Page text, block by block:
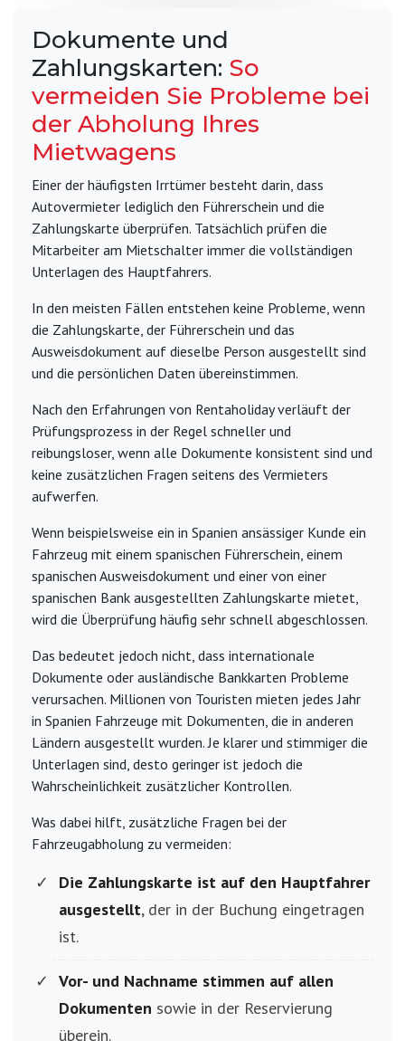
Dokumente und
Zahlungskarten: So
vermeiden Sie Probleme bei
der Abholung Ihres
Mietwagens
Einer der häufigsten Irrtümer besteht darin, dass
Autovermieter lediglich den Führerschein und die
Zahlungskarte überprüfen. Tatsächlich prüfen die
Mitarbeiter am Mietschalter immer die vollständigen
Unterlagen des Hauptfahrers.
In den meisten Fällen entstehen keine Probleme, wenn
die Zahlungskarte, der Führerschein und das
Ausweisdokument auf dieselbe Person ausgestellt sind
und die persönlichen Daten übereinstimmen.
Nach den Erfahrungen von Rentaholiday verläuft der
Prüfungsprozess in der Regel schneller und
reibungsloser, wenn alle Dokumente konsistent sind und
keine zusätzlichen Fragen seitens des Vermieters
aufwerfen.
Wenn beispielsweise ein in Spanien ansässiger Kunde ein
Fahrzeug mit einem spanischen Führerschein, einem
spanischen Ausweisdokument und einer von einer
spanischen Bank ausgestellten Zahlungskarte mietet,
wird die Überprüfung häufig sehr schnell abgeschlossen.
Das bedeutet jedoch nicht, dass internationale
Dokumente oder ausländische Bankkarten Probleme
verursachen. Millionen von Touristen mieten jedes Jahr
in Spanien Fahrzeuge mit Dokumenten, die in anderen
Ländern ausgestellt wurden. Je klarer und stimmiger die
Unterlagen sind, desto geringer ist jedoch die
Wahrscheinlichkeit zusätzlicher Kontrollen.
Was dabei hilft, zusätzliche Fragen bei der
Fahrzeugabholung zu vermeiden:
Die Zahlungskarte ist auf den Hauptfahrer
ausgestellt, der in der Buchung eingetragen
ist.
Vor- und Nachname stimmen auf allen
Dokumenten sowie in der Reservierung
überein.